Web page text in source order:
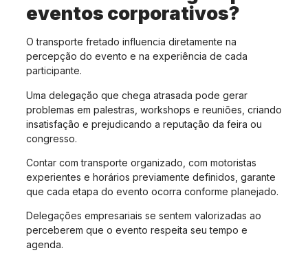
eventos corporativos?
O transporte fretado influencia diretamente na
percepção do evento e na experiência de cada
participante.
Uma delegação que chega atrasada pode gerar
problemas em palestras, workshops e reuniões, criando
insatisfação e prejudicando a reputação da feira ou
congresso.
Contar com transporte organizado, com motoristas
experientes e horários previamente definidos, garante
que cada etapa do evento ocorra conforme planejado.
Delegações empresariais se sentem valorizadas ao
perceberem que o evento respeita seu tempo e
agenda.